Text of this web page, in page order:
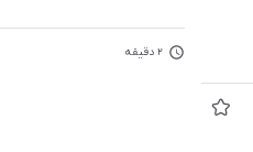
۲ دقیقه